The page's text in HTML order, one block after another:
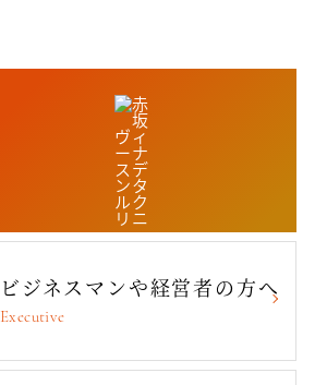
ビジネスマンや経営者の方へ
Executive